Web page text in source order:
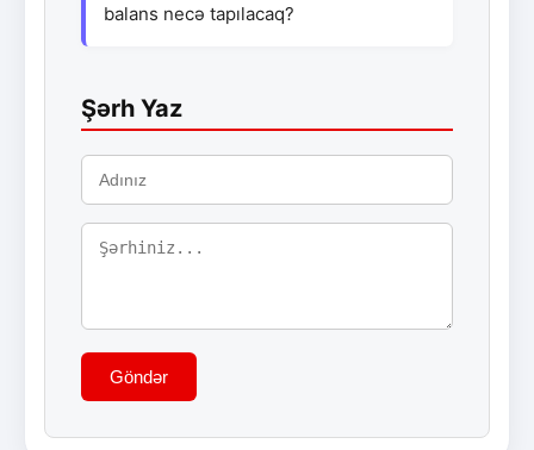
balans necə tapılacaq?
Şərh Yaz
Göndər